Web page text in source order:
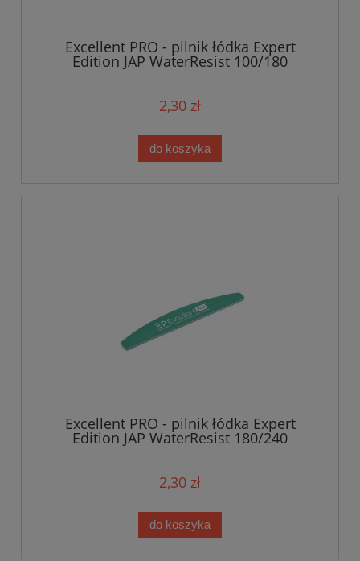
Excellent PRO - pilnik łódka Expert
Edition JAP WaterResist 100/180
2,30 zł
do koszyka
Excellent PRO - pilnik łódka Expert
Edition JAP WaterResist 180/240
2,30 zł
do koszyka